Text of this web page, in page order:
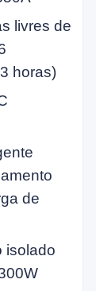
livres de
horas)
de
isolado